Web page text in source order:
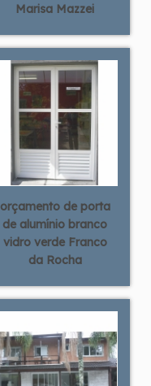
Marisa Mazzei
orçamento de porta
de alumínio branco
vidro verde Franco
da Rocha